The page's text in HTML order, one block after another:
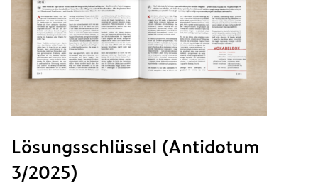
Lösungsschlüssel (Antidotum
3/2025)